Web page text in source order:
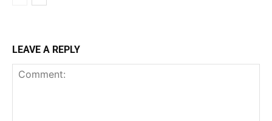
LEAVE A REPLY